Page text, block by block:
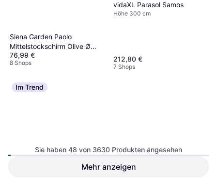
Siena Garden Paolo
Mittelstockschirm Olive Ø
270 cm
76,99 €
8 Shops
vidaXL Parasol Samos
Höhe 300 cm
212,80 €
7 Shops
Im Trend
Sie haben 48 von 3630 Produkten angesehen
Mehr anzeigen